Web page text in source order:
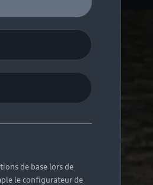
de base lors de
le configurateur de